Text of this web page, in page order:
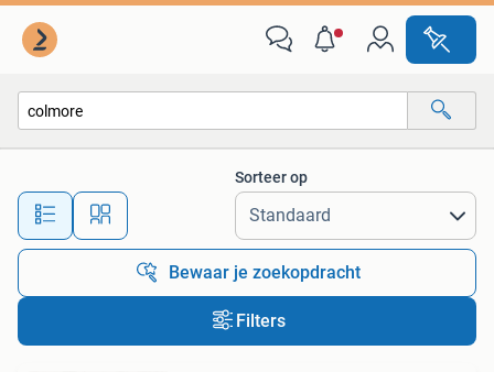
Alle afstanden…
Sorteer op
Bewaar je zoekopdracht
Filters